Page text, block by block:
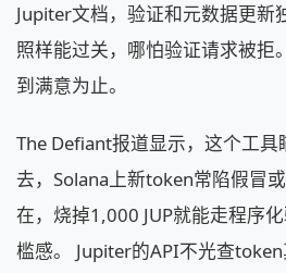
Jupiter文档，验证和元数据更新
照样能过关，哪怕验证请求被拒
到满意为止。
The Defiant报道显示，这个工具
去，Solana上新token常陷假冒
在，烧掉1,000 JUP就能走程序
槛感。 Jupiter的API不光查